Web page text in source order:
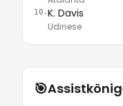
10.K. Davis
Udinese
🎯